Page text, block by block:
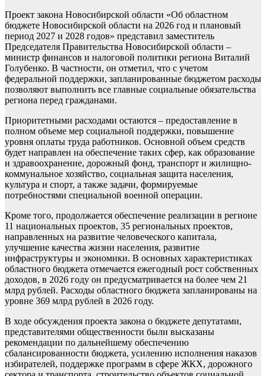
Проект закона Новосибирской области «Об областном
бюджете Новосибирской области на 2026 год и плановый
период 2027 и 2028 годов» представил заместитель
Председателя Правительства Новосибирской области –
министр финансов и налоговой политики региона Виталий
Голубенко. В частности, он отметил, что с учетом
федеральной поддержки, запланированные бюджетом расходы
позволяют выполнить все главные социальные обязательства
региона перед гражданами.
Приоритетными расходами остаются – предоставление в
полном объеме мер социальной поддержки, повышение
уровня оплаты труда работников. Основной объем средств
будет направлен на обеспечение таких сфер, как образование
и здравоохранение, дорожный фонд, транспорт и жилищно-
коммунальное хозяйство, социальная защита населения,
культура и спорт, а также задачи, формируемые
потребностями специальной военной операции.
Кроме того, продолжается обеспечение реализации в регионе
11 национальных проектов, 35 региональных проектов,
направленных на развитие человеческого капитала,
улучшение качества жизни населения, развитие
инфраструктуры и экономики. В основных характеристиках
областного бюджета отмечается ежегодный рост собственных
доходов, в 2026 году он предусматривается на более чем 21
млрд рублей. Расходы областного бюджета запланированы на
уровне 369 млрд рублей в 2026 году.
В ходе обсуждения проекта закона о бюджете депутатами,
представителями общественности были высказаны
рекомендации по дальнейшему обеспечению
сбалансированности бюджета, усилению исполнения наказов
избирателей, поддержке программ в сфере ЖКХ, дорожного